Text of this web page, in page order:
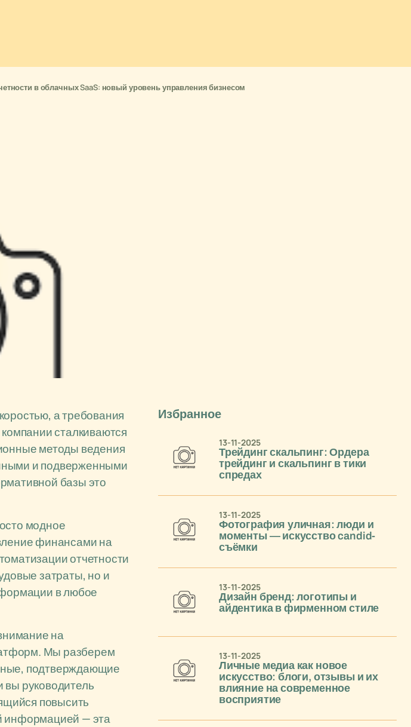
в облачных SaaS: новый уровень управления бизнесом
а требования
сталкиваются
методы ведения
и подверженными
базы это
модное
финансами на
отчетности
затраты, но и
в любое
на
Мы разберем
подтверждающие
руководитель
повысить
информацией — эта
Избранное
Трейдинг скальпинг: Ордера
трейдинг и скальпинг в тики
спредах
13-11-2025
Фотография уличная: люди и
моменты — искусство candid-
съёмки
13-11-2025
Дизайн бренд: логотипы и
айдентика в фирменном стиле
13-11-2025
Личные медиа как новое
искусство: блоги, отзывы и их
влияние на современное
восприятие
13-11-2025